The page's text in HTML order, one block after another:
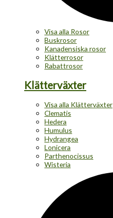
Visa alla Rosor
Buskrosor
Kanadensiska rosor
Klätterrosor
Rabattrosor
Klätterväxter
Visa alla Klätterväxter
Clematis
Hedera
Humulus
Hydrangea
Lonicera
Parthenocissus
Wisteria